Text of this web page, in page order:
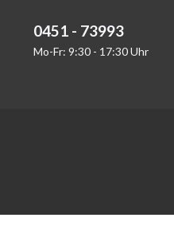
0451 - 73993
Mo-Fr: 9:30 - 17:30 Uhr